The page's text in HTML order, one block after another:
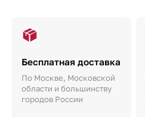
Бесплатная доставка
По Москве, Московской
области и большинству
городов России